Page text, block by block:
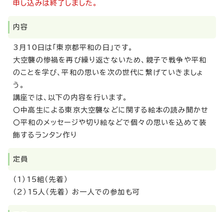
申し込みは終了しました。
内容
3月10日は「東京都平和の日」です。
大空襲の惨禍を再び繰り返さないため、親子で戦争や平和
のことを学び、平和の思いを次の世代に繋げていきましょ
う。
講座では、以下の内容を行います。
〇中高生による東京大空襲などに関する絵本の読み聞かせ
〇平和のメッセージや切り絵などで個々の思いを込めて装
飾するランタン作り
定員
（1）15組（先着）
（2）15人（先着） お一人での参加も可